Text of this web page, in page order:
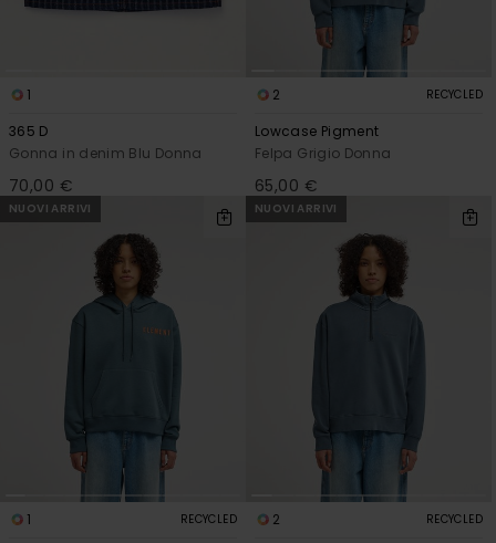
1
365 D
Gonna in denim Blu Donna
70,00 €
2 RECYCLED
Lowcase Pigment
Felpa Grigio Donna
65,00 €
NUOVI ARRIVI
1 RECYCLED
NUOVI ARRIVI
2 RECYCLED